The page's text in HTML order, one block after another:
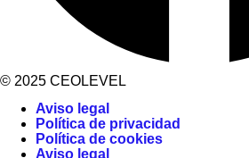
© 2025 CEOLEVEL
Aviso legal
Política de privacidad
Política de cookies
Aviso legal